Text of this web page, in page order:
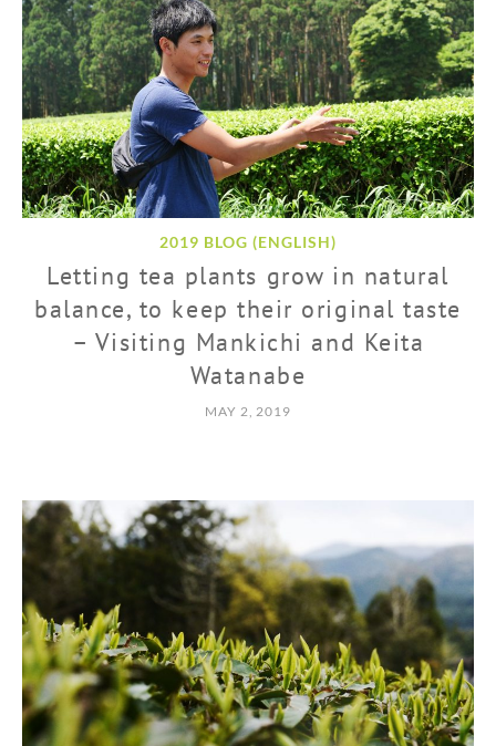
2019 BLOG (ENGLISH)
Letting tea plants grow in natural
balance, to keep their original taste
– Visiting Mankichi and Keita
Watanabe
MAY 2, 2019